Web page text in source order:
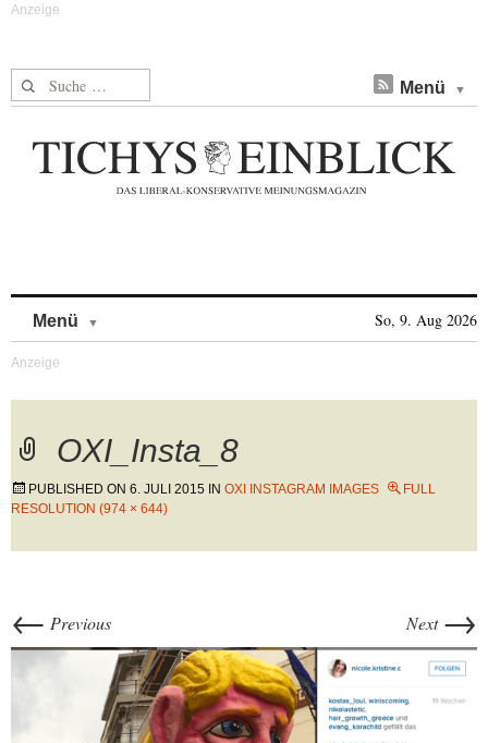
Suche nach: Menü
Menü So, 9. Aug 2026
OXI_Insta_8
PUBLISHED ON 6. JULI 2015 IN OXI INSTAGRAM IMAGES
FULL
RESOLUTION (974 × 644)
← Previous Next →